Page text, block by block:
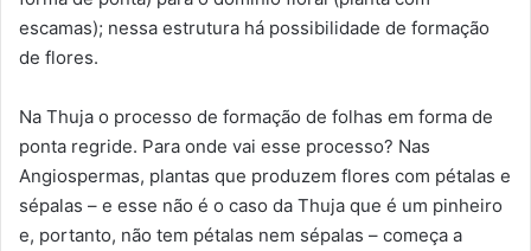
escamas); nessa estrutura há possibilidade de formação
de flores.
Na Thuja o processo de formação de folhas em forma de
ponta regride. Para onde vai esse processo? Nas
Angiospermas, plantas que produzem flores com pétalas e
sépalas – e esse não é o caso da Thuja que é um pinheiro
e, portanto, não tem pétalas nem sépalas – começa a